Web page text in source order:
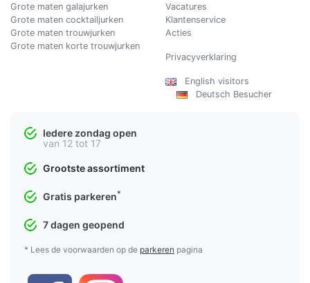
Grote maten galajurken
Grote maten cocktailjurken
Grote maten trouwjurken
Grote maten korte trouwjurken
Vacatures
Klantenservice
Acties
Privacyverklaring
English visitors
Deutsch Besucher
Iedere zondag open
van 12 tot 17
Grootste assortiment
Gratis parkeren*
7 dagen geopend
* Lees de voorwaarden op de parkeren pagina